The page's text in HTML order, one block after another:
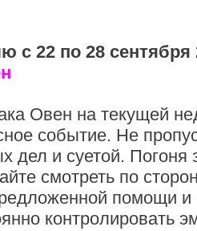
с 22 по 28 сентября
Овен на текущей
событие. Не
дел и суетой.
смотреть по
помощи и
контролировать